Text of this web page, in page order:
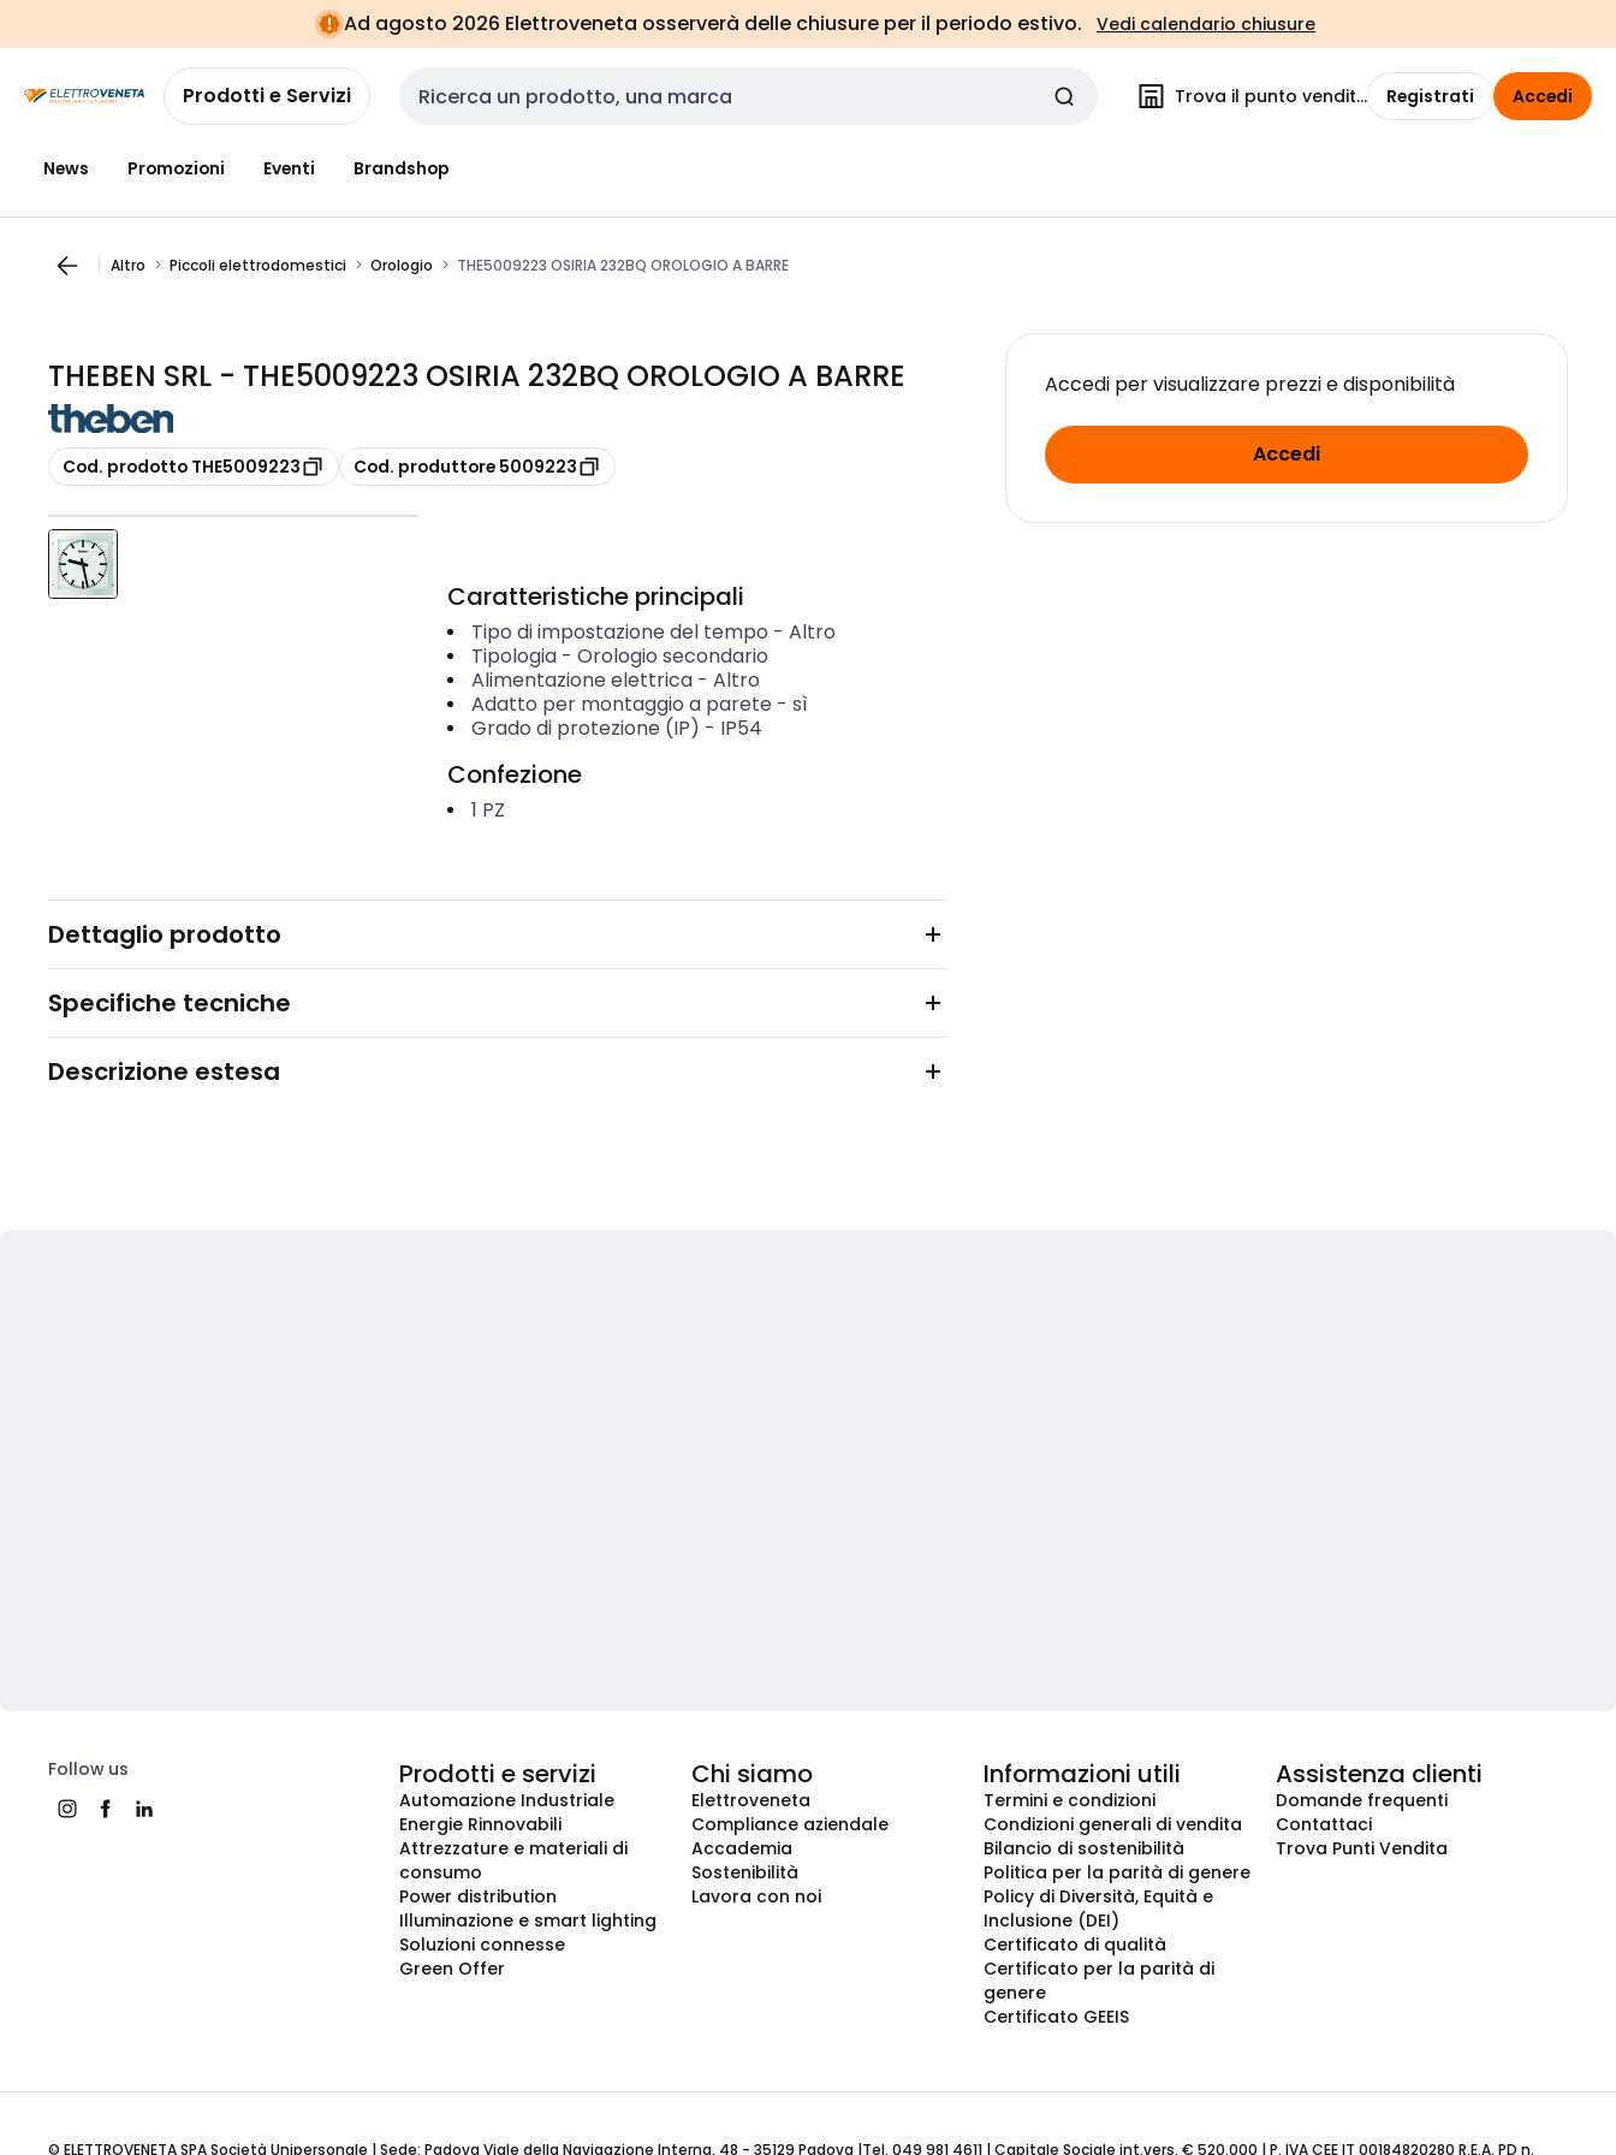
navigazionealla
pagina
Ad agosto 2026 Elettroveneta osserverà delle chiusure per il periodo estivo. Vedi calendario chiusure
Prodotti e Servizi Cerca input Trova il punto vendita Registrati Accedi
News Promozioni Eventi Brandshop
Altro Piccoli elettrodomestici Orologio THE5009223 OSIRIA 232BQ OROLOGIO A BARRE
THEBEN SRL - THE5009223 OSIRIA 232BQ OROLOGIO A BARRE
copia
Cod. prodotto THE5009223 copia
Cod. produttore 5009223
Accedi per visualizzare prezzi e disponibilità
Accedi
Caratteristiche principali
Tipo di impostazione del tempo - Altro
Tipologia- Orologio secondario
Alimentazione elettrica- Altro
Adatto per montaggio a parete - sì
Grado di protezione (IP) - IP54
Confezione
1 PZ
Dettaglio prodotto
Specifiche tecniche
Descrizione estesa
Follow us Prodotti e servizi
Automazione Industriale
Energie Rinnovabili
Attrezzature e materiali di
consumo
Power distribution
Illuminazione e smart lighting
Soluzioni connesse
Green Offer
Chi siamo
Elettroveneta
Compliance aziendale
Accademia
Sostenibilità
Lavora con noi
Informazioni utili
Termini e condizioni
Condizioni generali di vendita
Bilancio di sostenibilità
Politica per la parità di genere
Policy di Diversità, Equità e
Inclusione (DEI)
Certificato di qualità
Certificato per la parità di
genere
Certificato GEEIS
Assistenza clienti
Domande frequenti
Contattaci
Trova Punti Vendita
© ELETTROVENETA SPA Società Unipersonale | Sede: Padova Viale della Navigazione Interna, 48 - 35129 Padova |Tel. 049 981 4611 | Capitale Sociale int.vers. € 520.000 | P. IVA CEE IT 00184820280 R.E.A. PD n.